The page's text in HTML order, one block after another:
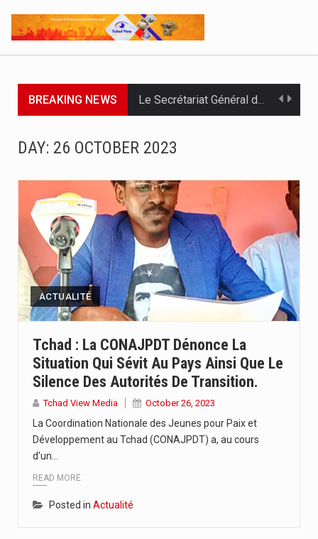
BREAKING NEWS
L’Association pour l’Épanouissement de la Femme, APEF, a officiellement lancé…
Le ministère de la Communication, en partenariat avec l’UNICEF, la…
A moins de 4 mois de la tenue de la…
DAY: 26 OCTOBER 2023
ACTUALITÉ
Tchad : La CONAJPDT Dénonce La
Situation Qui Sévit Au Pays Ainsi Que Le
Silence Des Autorités De Transition.
Tchad View Media October 26, 2023
La Coordination Nationale des Jeunes pour Paix et
Développement au Tchad (CONAJPDT) a, au cours
d’un…
READ MORE
Posted in Actualité